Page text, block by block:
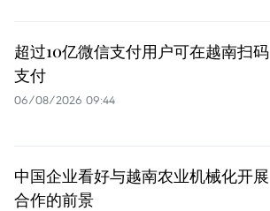
超过10亿微信支付用户可在越南扫码
支付
06/08/2026 09:44
中国企业看好与越南农业机械化开展
合作的前景